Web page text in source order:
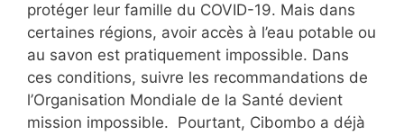
protéger leur famille du COVID-19. Mais dans
certaines régions, avoir accès à l’eau potable ou
au savon est pratiquement impossible. Dans
ces conditions, suivre les recommandations de
l’Organisation Mondiale de la Santé devient
mission impossible. Pourtant, Cibombo a déjà